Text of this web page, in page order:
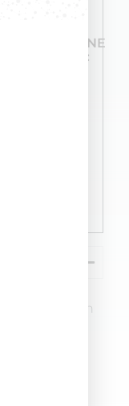
CONFEZIONE
CONTIENE:
un
PRIMA